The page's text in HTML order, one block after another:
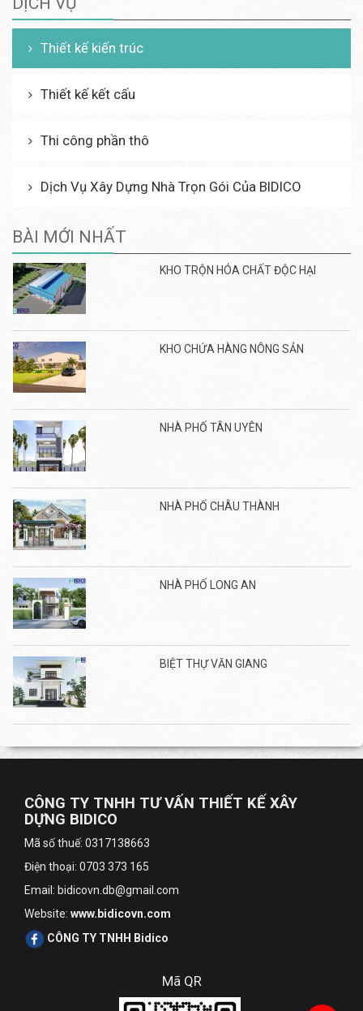
Thiết kế kiến trúc
Thiết kế kết cấu
Thi công phần thô
Dịch Vụ Xây Dựng Nhà Trọn Gói Của BIDICO
BÀI MỚI NHẤT
KHO TRỘN HÓA CHẤT ĐỘC HẠI
KHO CHỨA HÀNG NÔNG SẢN
NHÀ PHỐ TÂN UYÊN
NHÀ PHỐ CHÂU THÀNH
NHÀ PHỐ LONG AN
BIỆT THỰ VĂN GIANG
CÔNG TY TNHH TƯ VẤN THIẾT KẾ XÂY
DỰNG BIDICO
Mã số thuế: 0317138663
Điện thoại: 0703 373 165
Email: bidicovn.db@gmail.com
Website: www.bidicovn.com
CÔNG TY TNHH Bidico
Mã QR